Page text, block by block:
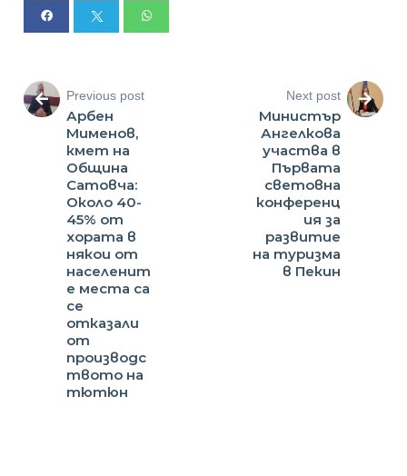
Previous post
Арбен
Мименов,
кмет на
Община
Сатовча:
Около 40-
45% от
хората в
някои от
населенит
е места са
се
отказали
от
производс
твото на
тютюн
Next post
Министър
Ангелкова
участва в
Първата
световна
конференц
ия за
развитие
на туризма
в Пекин